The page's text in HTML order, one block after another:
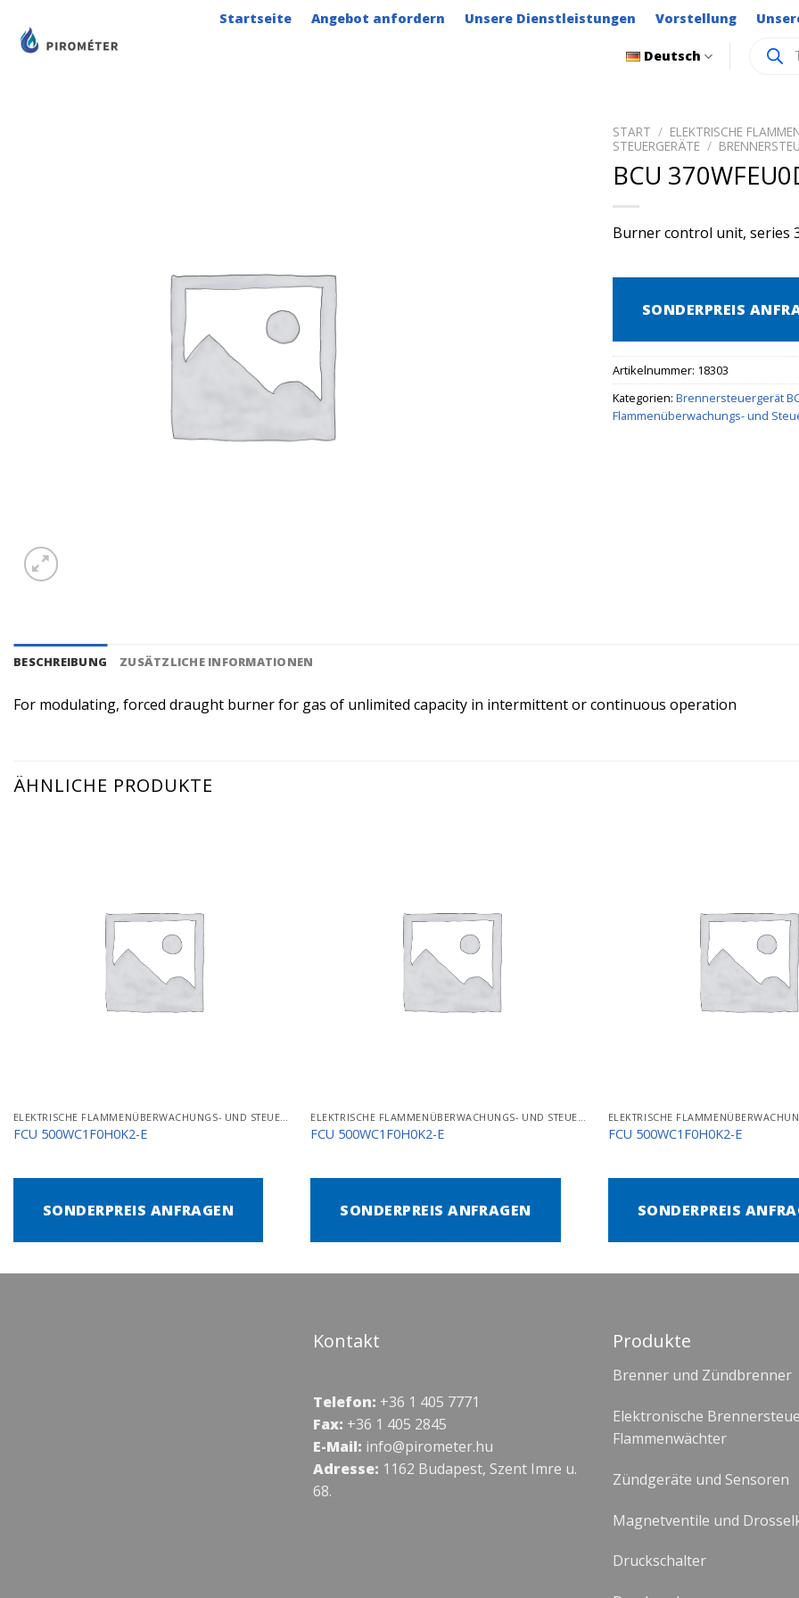
Inhalt
springen
Startseite Angebot anfordern Unsere Dienstleistungen Vorstellung
Deutsch search
START / ELEKTRISCHE
STEUERGERÄTE /
BCU
Burner control unit, series
SONDERPREIS
Artikelnummer: 18303
Kategorien: Brennersteuergerät
Flammenüberwachungs- und
BESCHREIBUNG ZUSÄTZLICHE INFORMATIONEN
For modulating, forced draught burner for gas of unlimited capacity in intermittent or continuous operation
ÄHNLICHE PRODUKTE
FCU 500WC1F0H0K2-E
SONDERPREIS ANFRAGEN
FCU 500WC1F0H0K2-E
SONDERPREIS ANFRAGEN
FCU 500WC1F0H0K2-E
SONDERPREIS
Kontakt
Telefon: +36 1 405 7771
Fax: +36 1 405 2845
E-Mail: info@pirometer.hu
Adresse: 1162 Budapest, Szent Imre u.
68.
Produkte
Brenner und Zündbrenner
Elektronische
Flammenwächter
Zündgeräte und Sensoren
Magnetventile und
Druckschalter